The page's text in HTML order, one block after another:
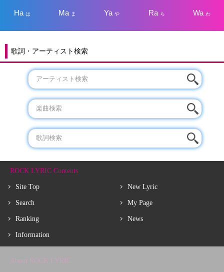
Haは Ma ま Yaや Ra ら Wa わ
歌詞・アーティスト検索
ROCK LYRIC Contents
Site Top
Search
Ranking
Information
New Lyric
My Page
News
About ROCK LYRIC